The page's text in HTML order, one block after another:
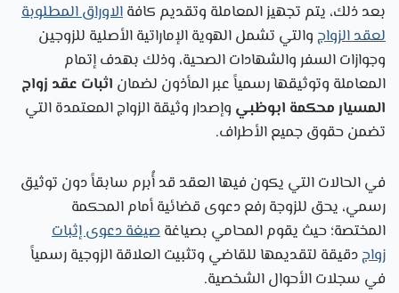
بعد ذلك، يتم تجهيز المعاملة وتقديم كافةالاوراق المطلوبة
لعقد الزواج والتي تشمل الهوية الإماراتية الأصلية للزوجين
وجوازات السفر والشهادات الصحية، وذلك بهدف إتمام
المعاملة وتوثيقها رسمياً عبر المأذون لضمان اثبات عقد زواج
المسيار محكمة ابوظبي وإصدار وثيقة الزواج المعتمدة التي
تضمن حقوق جميع الأطراف.
في الحالات التي يكون فيها العقد قد أُبرم سابقاً دون توثيق
رسمي، يحق للزوجة رفع دعوى قضائية أمام المحكمة
المختصة؛ حيث يقوم المحامي بصياغةصيغة دعوى إثبات
زواجدقيقة لتقديمها للقاضي وتثبيت العلاقة الزوجية رسمياً
في سجلات الأحوال الشخصية.